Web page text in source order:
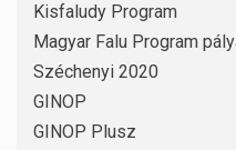
Kisfaludy Program
Magyar Falu Program
Széchenyi 2020
GINOP
GINOP Plusz